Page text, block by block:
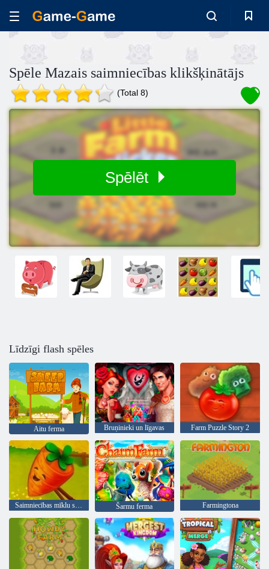
Spēle Mazais saimniecības klikšķinātājs
(Total 8)
Spēlēt
Līdzīgi flash spēles
Aitu ferma Bruņinieki un līgavas Farm Puzzle Story 2
Saimniecības mīklu stāsts Šarmu ferma Farmingtona